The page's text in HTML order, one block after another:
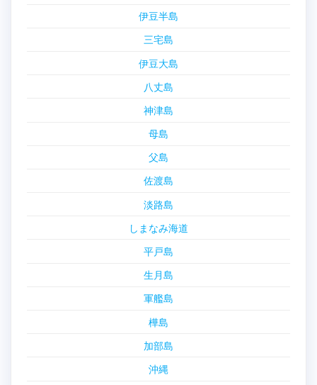
伊豆半島
三宅島
伊豆大島
八丈島
神津島
母島
父島
佐渡島
淡路島
しまなみ海道
平戸島
生月島
軍艦島
樺島
加部島
沖縄